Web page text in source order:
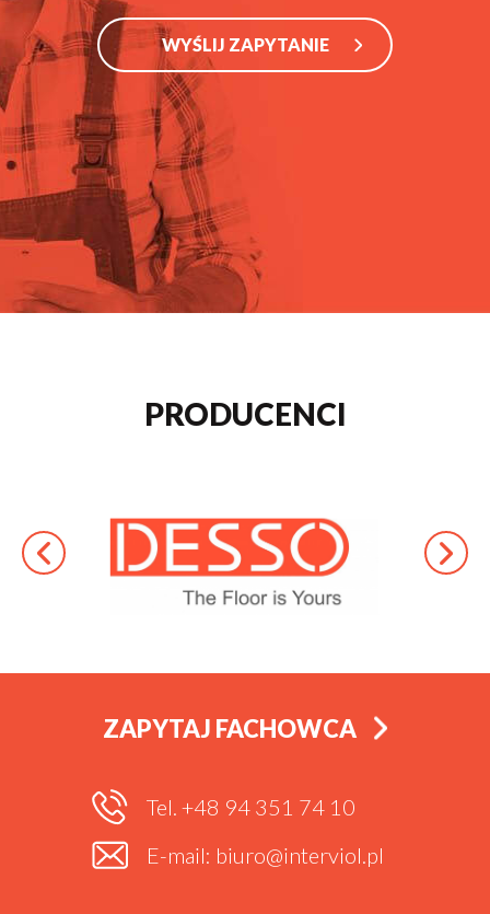
WYŚLIJ ZAPYTANIE
PRODUCENCI
ZAPYTAJ FACHOWCA
Tel. +48 94 351 74 10
E-mail: biuro@interviol.pl